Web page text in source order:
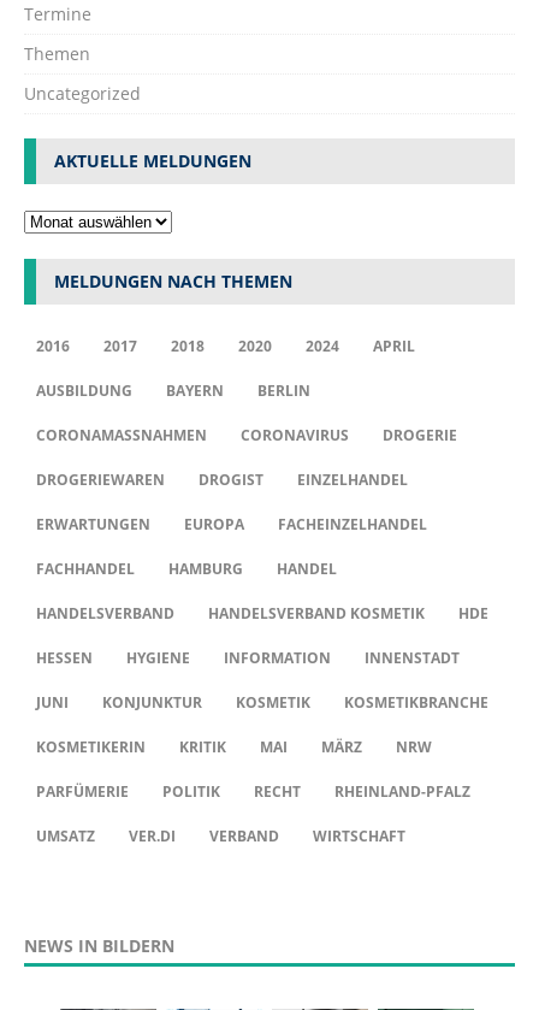
Termine
Themen
Uncategorized
AKTUELLE MELDUNGEN
MELDUNGEN NACH THEMEN
2016 2017 2018 2020 2024 APRIL
AUSBILDUNG BAYERN BERLIN
CORONAMASSNAHMEN CORONAVIRUS DROGERIE
DROGERIEWAREN DROGIST EINZELHANDEL
ERWARTUNGEN EUROPA FACHEINZELHANDEL
FACHHANDEL HAMBURG HANDEL
HANDELSVERBAND HANDELSVERBAND KOSMETIK HDE
HESSEN HYGIENE INFORMATION INNENSTADT
JUNI KONJUNKTUR KOSMETIK KOSMETIKBRANCHE
KOSMETIKERIN KRITIK MAI MÄRZ NRW
PARFÜMERIE POLITIK RECHT RHEINLAND-PFALZ
UMSATZ VER.DI VERBAND WIRTSCHAFT
NEWS IN BILDERN